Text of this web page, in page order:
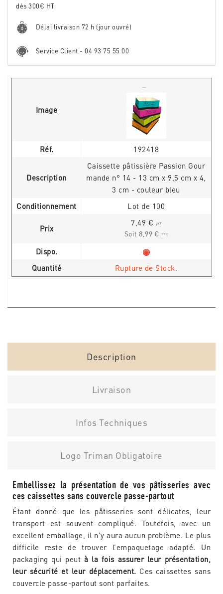
dès 300€ HT
Délai livraison 72 h (jour ouvré)
Service Client - 04 93 75 55 00
Image
Réf. 192418
Description
Caissette pâtissière Passion Gour
mande n° 14 - 13 cm x 9,5 cm x 4,
3 cm - couleur bleu
Conditionnement
Lot de 100
Prix
7,49 € HT
Soit 8,99 € TTC
Dispo.
Quantité
Rupture de Stock.
Description
Livraison
Infos Techniques
Logo Triman Obligatoire
Embellissez la présentation de vos pâtisseries avec
ces caissettes sans couvercle passe-partout
Étant donné que les pâtisseries sont délicates, leur
transport est souvent compliqué. Toutefois, avec un
excellent emballage, il n’y aura aucun problème. Le plus
difficile reste de trouver l’empaquetage adapté. Un
packaging qui peutà la fois assurer leur présentation,
leur sécurité et leur déplacement. Ces caissettes sans
couvercle passe-partout sont parfaites.